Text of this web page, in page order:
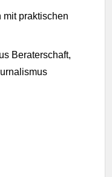
mit praktischen
Beraterschaft,